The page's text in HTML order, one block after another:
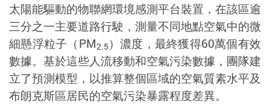
太陽能驅動的物聯網環境感測平台裝置，在該區逾
三分之一主要道路行駛，測量不同地點空氣中的微
細懸浮粒子（PM2.5 ）濃度，最終獲得60萬個有效
數據。基於這些人流移動和空氣污染數據，團隊建
立了預測模型，以推算整個區域的空氣質素水平及
布朗克斯區居民的空氣污染暴露程度差異。